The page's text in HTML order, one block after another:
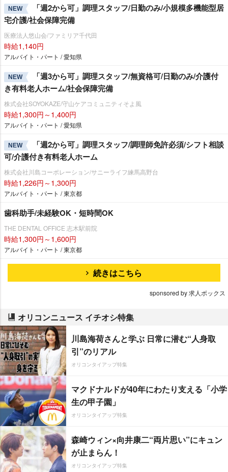
NEW
「週2から可」調理スタッフ/日勤のみ/小規模多機能型居
宅介護/社会保障完備
医療法人悠山会/ファミリア千代田
時給1,140円
アルバイト・パート / 愛知県
NEW
「週3から可」調理スタッフ/無資格可/日勤のみ/介護付
き有料老人ホーム/社会保障完備
株式会社SOYOKAZE/守山ケアコミュニティそよ風
時給1,300円～1,400円
アルバイト・パート / 愛知県
NEW
「週2から可」調理スタッフ/調理師免許必須/シフト相談
可/介護付き有料老人ホーム
株式会社川島コーポレーション/サニーライフ練馬高野台
時給1,226円～1,300円
アルバイト・パート / 東京都
歯科助手/未経験OK・短時間OK
THE DENTAL OFFICE 志木駅前院
時給1,300円～1,600円
アルバイト・パート / 東京都
続きはこちら
sponsored by 求人ボックス
オリコンニュース イチオシ特集
川島海荷さんと学ぶ 日常に潜む“人身取
引”のリアル
オリコンタイアップ特集
マクドナルドが40年にわたり支える「小学
生の甲子園」
オリコンタイアップ特集
森崎ウィン×向井康二“両片思い”にキュン
が止まらん！
オリコンタイアップ特集